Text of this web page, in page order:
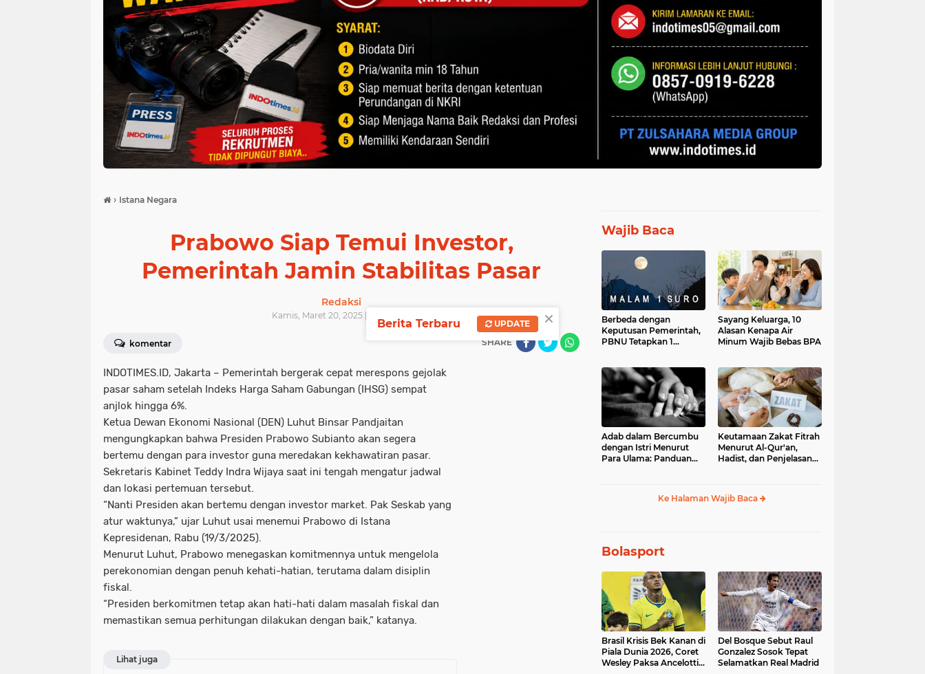
› Istana Negara
Prabowo Siap Temui Investor,
Pemerintah Jamin Stabilitas Pasar
Redaksi
Kamis, Maret 20, 2025 | 09:25 WIB
komentar SHARE
INDOTIMES.ID, Jakarta – Pemerintah bergerak cepat merespons gejolak
pasar saham setelah Indeks Harga Saham Gabungan (IHSG) sempat
anjlok hingga 6%.
Ketua Dewan Ekonomi Nasional (DEN) Luhut Binsar Pandjaitan
mengungkapkan bahwa Presiden Prabowo Subianto akan segera
bertemu dengan para investor guna meredakan kekhawatiran pasar.
Sekretaris Kabinet Teddy Indra Wijaya saat ini tengah mengatur jadwal
dan lokasi pertemuan tersebut.
“Nanti Presiden akan bertemu dengan investor market. Pak Seskab yang
atur waktunya,” ujar Luhut usai menemui Prabowo di Istana
Kepresidenan, Rabu (19/3/2025).
Menurut Luhut, Prabowo menegaskan komitmennya untuk mengelola
perekonomian dengan penuh kehati-hatian, terutama dalam disiplin
fiskal.
“Presiden berkomitmen tetap akan hati-hati dalam masalah fiskal dan
memastikan semua perhitungan dilakukan dengan baik,” katanya.
Lihat juga
Wajib Baca
Berbeda dengan
Keputusan Pemerintah,
PBNU Tetapkan 1
Sayang Keluarga, 10
Alasan Kenapa Air
Minum Wajib Bebas BPA
Adab dalam Bercumbu
dengan Istri Menurut
Para Ulama: Panduan
Keutamaan Zakat Fitrah
Menurut Al-Qur'an,
Hadist, dan Penjelasan
Ke Halaman Wajib Baca
Bolasport
Brasil Krisis Bek Kanan di
Piala Dunia 2026, Coret
Wesley Paksa Ancelotti
Del Bosque Sebut Raul
Gonzalez Sosok Tepat
Selamatkan Real Madrid
×
Berita Terbaru UPDATE